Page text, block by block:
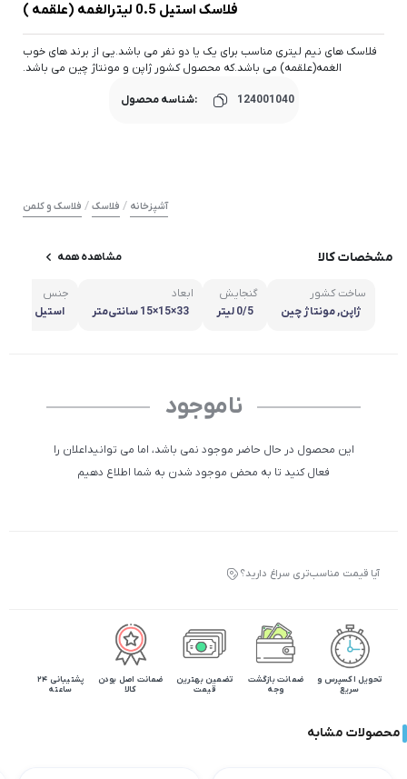
فلاسک استیل 0.5 لیترالغمه (علقمه )
فلاسک های نیم لیتری مناسب برای یک یا دو نفر می باشد.یی از برند های خوب
الغمه(علقمه) می باشد.که محصول کشور ژاپن و مونتاژ چین می باشد.
شناسه محصول: 124001040
آشپزخانه / فلاسک / فلاسک و کلمن
مشخصات کالا مشاهده همه
ساخت کشور
ژاپن, مونتاژ چین
گنجایش
0/5 لیتر
ابعاد
33×15×15 سانتی‌متر
جنس
استیل
ناموجود
این محصول در حال حاضر موجود نمی باشد، اما می توانیداعلان را
فعال کنید تا به محض موجود شدن به شما اطلاع دهیم
آیا قیمت مناسب‌تری سراغ دارید؟
تحویل اکسپرس و
سریع
ضمانت بازگشت
وجه
تضمین بهترین
قیمت
ضمانت اصل بودن
کالا
پشتیبانی 24
ساعته
محصولات مشابه